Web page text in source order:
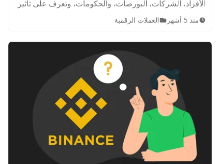
الأفراد، الشركات، البورصات، والحكومات، وتعرف على تأثير
تحركاتهم على السوق الرقمي وقيمة العملة.
منذ 5 أشهر العملات الرقمية